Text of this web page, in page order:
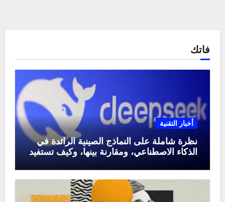
فاتك
أخبار التقنية
نظرة شاملة على النماذج الصينية الرائدة في
الذكاء الاصطناعي، ومقارنة بينها، وكيف تستفيد